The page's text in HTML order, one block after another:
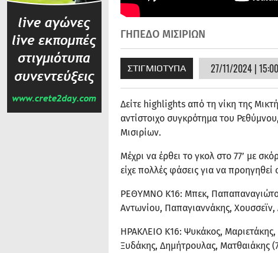
ΓΗΠΕΔΟ ΜΙΣΙΡΙΩΝ
ΣΤΙΓΜΙΟΤΥΠΑ 27/11/2024 | 15:00
Δείτε highlights από τη νίκη της
αντίστοιχο συγκρότημα του
Μισιρίων.
Μέχρι να έρθει το γκολ στο 77’ με
είχε πολλές φάσεις για να προηγηθεί
ΡΕΘΥΜΝΟ Κ16: Μπεκ,
Αντωνίου, Παπαγιαννάκης,
ΗΡΑΚΛΕΙΟ Κ16: Ψυκάκος,
Ξυδάκης, Δημήτρουλας, Ματθαιάκης